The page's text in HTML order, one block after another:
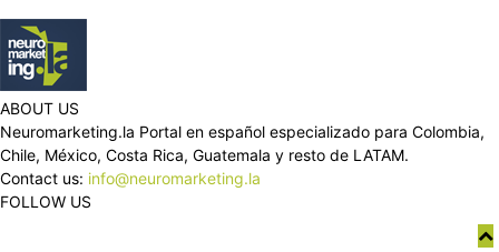
ABOUT US
Neuromarketing.la Portal en español especializado para Colombia,
Chile, México, Costa Rica, Guatemala y resto de LATAM.
Contact us: info@neuromarketing.la
FOLLOW US